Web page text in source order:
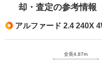
却・査定の参考情報
アルファード 2.4 240X
全長4.87m